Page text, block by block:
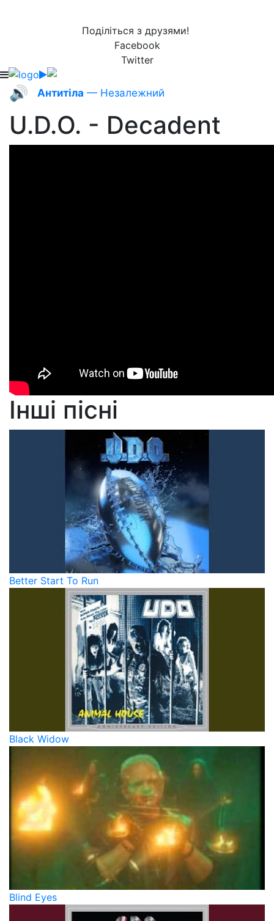
Поділіться з друзями!
Facebook
Twitter
🔊 Антитіла — Незалежний
U.D.O. - Decadent
Інші пісні
Better Start To Run
Black Widow
Blind Eyes